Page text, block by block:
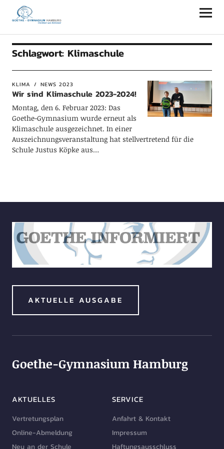
Goethe-Gymnasium Hamburg
Schlagwort: Klimaschule
KLIMA NEWS 2023
Wir sind Klimaschule 2023-2024!
Montag, den 6. Februar 2023: Das
Goethe-Gymnasium wurde erneut als
Klimaschule ausgezeichnet. In einer
Auszeichnungsveranstaltung hat stellvertretend für die
Schule Justus Köpke aus…
AKTUELLE AUSGABE
Goethe-Gymnasium Hamburg
AKTUELLES
Vertretungsplan
Online-Abmeldung
SERVICE
Anfahrt & Kontakt
Impressum